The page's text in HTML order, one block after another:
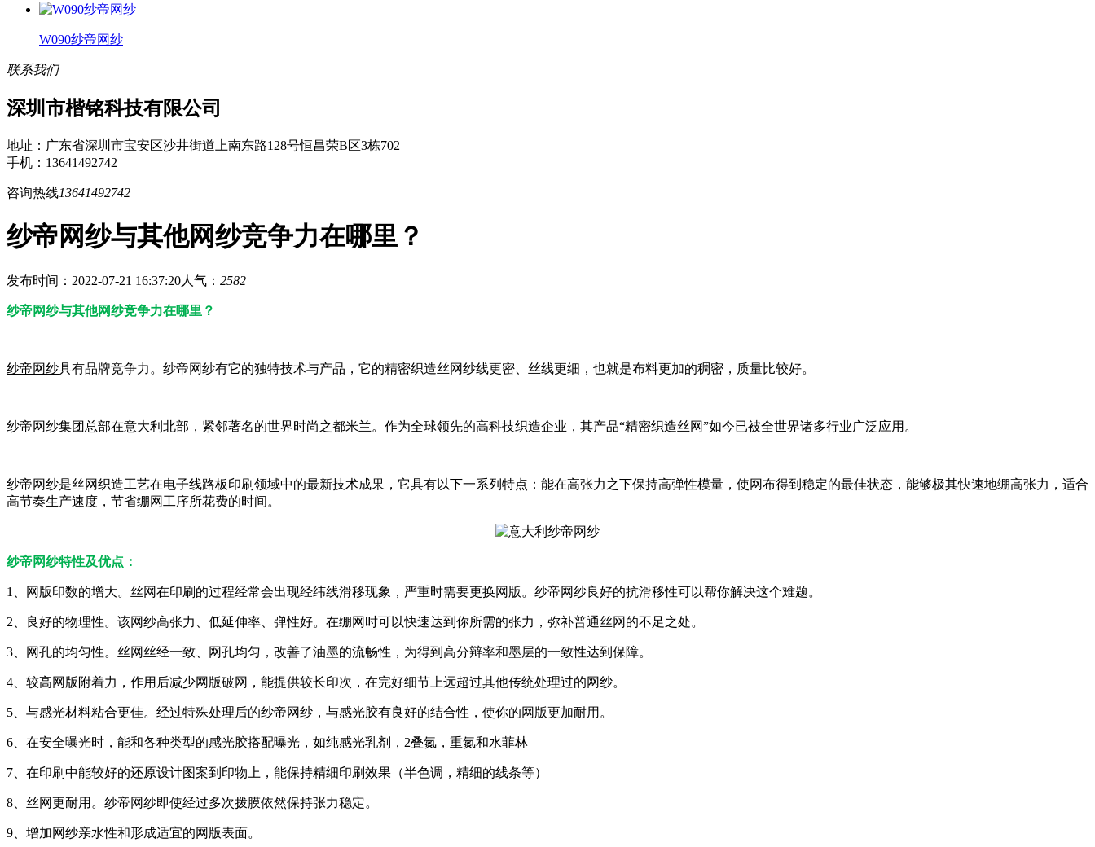
W090纱帝网纱
联系我们
深圳市楷铭科技有限公司
地址：广东省深圳市宝安区沙井街道上南东路128号恒昌荣B区3栋702
手机：13641492742
咨询热线13641492742
纱帝网纱与其他网纱竞争力在哪里？
发布时间：2022-07-21 16:37:20人气： 2582
纱帝网纱与其他网纱竞争力在哪里？
纱帝网纱具有品牌竞争力。纱帝网纱有它的独特技术与产品，它的精密织造丝网纱线更密、丝线更细，也就是布料更加的稠密，质量比较好。
纱帝网纱集团总部在意大利北部，紧邻著名的世界时尚之都米兰。作为全球领先的高科技织造企业，其产品“精密织造丝网”如今已被全世界诸多行业广泛应用。
纱帝网纱是丝网织造工艺在电子线路板印刷领域中的最新技术成果，它具有以下一系列特点：能在高张力之下保持高弹性模量，使网布得到稳定的最佳状态，能够极其快速地绷高张力，适合
高节奏生产速度，节省绷网工序所花费的时间。
纱帝网纱特性及优点：
1、网版印数的增大。丝网在印刷的过程经常会出现经纬线滑移现象，严重时需要更换网版。纱帝网纱良好的抗滑移性可以帮你解决这个难题。
2、良好的物理性。该网纱高张力、低延伸率、弹性好。在绷网时可以快速达到你所需的张力，弥补普通丝网的不足之处。
3、网孔的均匀性。丝网丝经一致、网孔均匀，改善了油墨的流畅性，为得到高分辩率和墨层的一致性达到保障。
4、较高网版附着力，作用后减少网版破网，能提供较长印次，在完好细节上远超过其他传统处理过的网纱。
5、与感光材料粘合更佳。经过特殊处理后的纱帝网纱，与感光胶有良好的结合性，使你的网版更加耐用。
6、在安全曝光时，能和各种类型的感光胶搭配曝光，如纯感光乳剂，2叠氮，重氮和水菲林
7、在印刷中能较好的还原设计图案到印物上，能保持精细印刷效果（半色调，精细的线条等）
8、丝网更耐用。纱帝网纱即使经过多次拨膜依然保持张力稳定。
9、增加网纱亲水性和形成适宜的网版表面。